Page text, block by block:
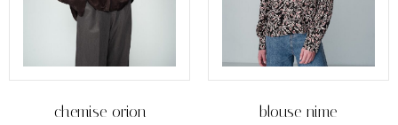
chemise orion blouse nime